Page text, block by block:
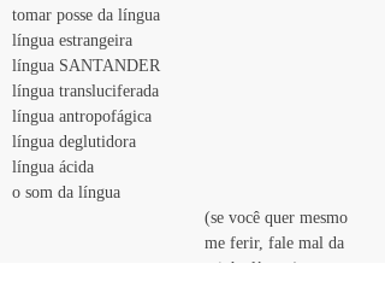
tomar posse da língua
língua estrangeira
língua SANTANDER
língua transluciferada
língua antropofágica
língua deglutidora
língua ácida
o som da língua
(se você quer mesmo
me ferir, fale mal da
minha língua)